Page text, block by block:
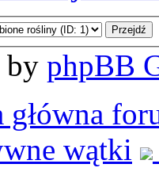
by phpBB
główna
wątki